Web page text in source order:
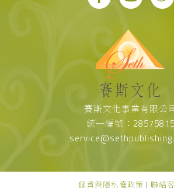
賽斯文化事業有限公
統一編號：28575815
個資與隱私權政策 | 聯絡